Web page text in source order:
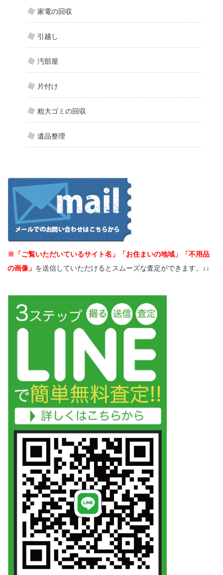
家電の回収
引越し
汚部屋
片付け
粗大ゴミの回収
遺品整理
※「ご覧いただいているサイト名」「お住まいの地域」「不用品
の画像」 を送信していただけるとスムーズな査定ができます。↓↓